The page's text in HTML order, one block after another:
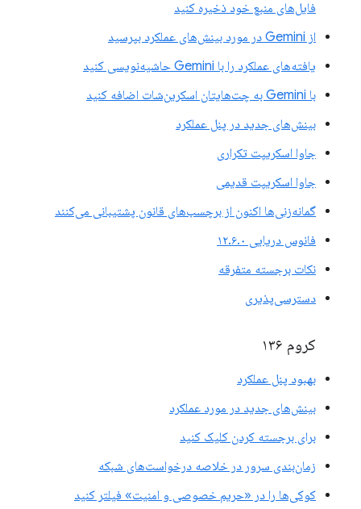
فایل‌های منبع خود ذخیره کنید
از Gemini در مورد بینش‌های عملکرد بپرسید
یافته‌های عملکرد را با Gemini حاشیه‌نویسی کنید
با Gemini به چت‌هایتان اسکرین‌شات اضافه کنید
بینش‌های جدید در پنل عملکرد
جاوا اسکریپت تکراری
جاوا اسکریپت قدیمی
گمانه‌زنی‌ها اکنون از برچسب‌های قانون پشتیبانی می‌کنند
فانوس دریایی ۱۲.۶.۰
نکات برجسته متفرقه
دسترسی‌پذیری
کروم ۱۳۶
بهبود پنل عملکرد
بینش‌های جدید در مورد عملکرد
برای برجسته کردن کلیک کنید
زمان‌بندی سرور در خلاصه درخواست‌های شبکه
کوکی‌ها را در «حریم خصوصی و امنیت» فیلتر کنید